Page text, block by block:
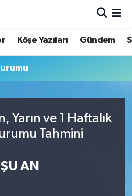
Köşe Yazıları Gündem
Yarın ve 1 Haftalık
Tahmini
ŞU AN
ve Fikstür